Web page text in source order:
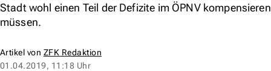
Stadt wohl einen Teil der Defizite im ÖPNV kompensieren
müssen.
Artikel von ZFK Redaktion
01.04.2019, 11:18 Uhr